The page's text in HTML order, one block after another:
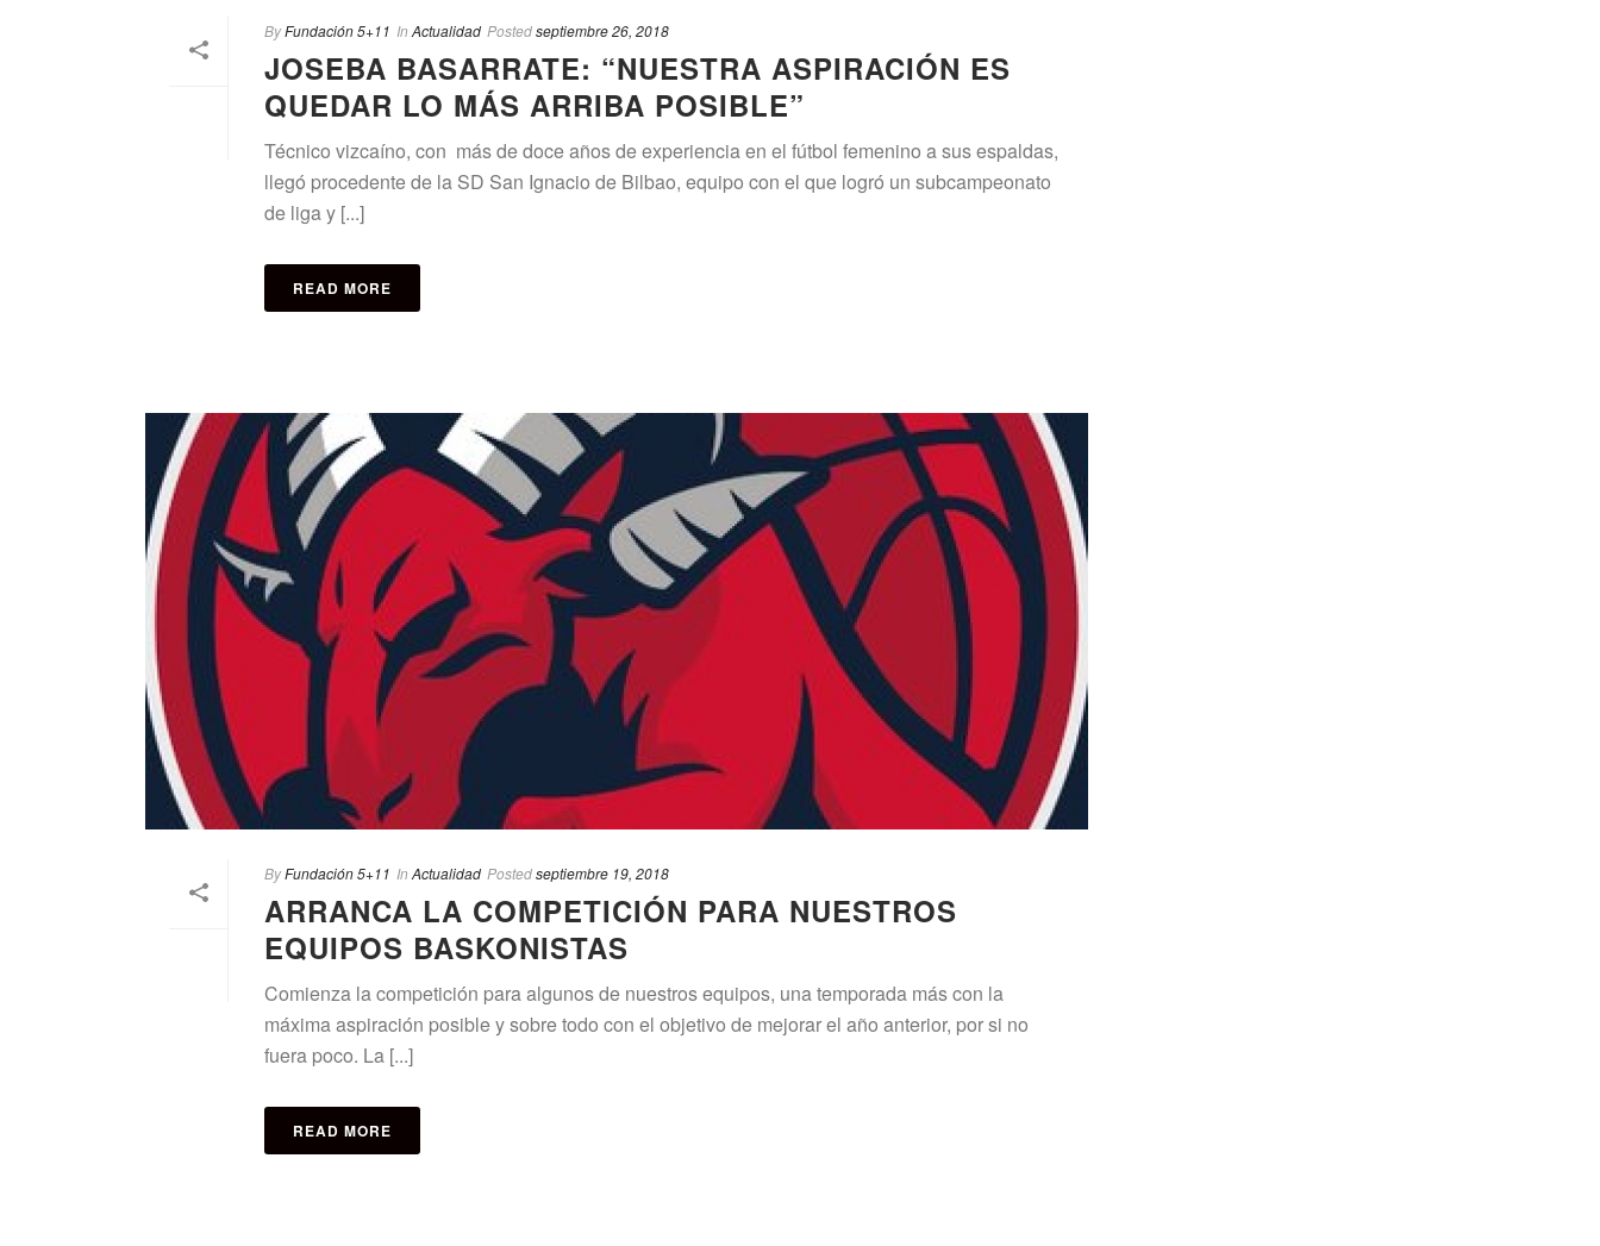
ByFundación 5+11 In Actualidad Postedseptiembre 26, 2018
JOSEBA BASARRATE: “NUESTRA ASPIRACIÓN ES
QUEDAR LO MÁS ARRIBA POSIBLE”
Técnico vizcaíno, con más de doce años de experiencia en el fútbol femenino a sus espaldas,
llegó procedente de la SD San Ignacio de Bilbao, equipo con el que logró un subcampeonato
de liga y [...]
READ MORE
ByFundación 5+11 In Actualidad Postedseptiembre 19, 2018
ARRANCA LA COMPETICIÓN PARA NUESTROS
EQUIPOS BASKONISTAS
Comienza la competición para algunos de nuestros equipos, una temporada más con la
máxima aspiración posible y sobre todo con el objetivo de mejorar el año anterior, por si no
fuera poco. La [...]
READ MORE